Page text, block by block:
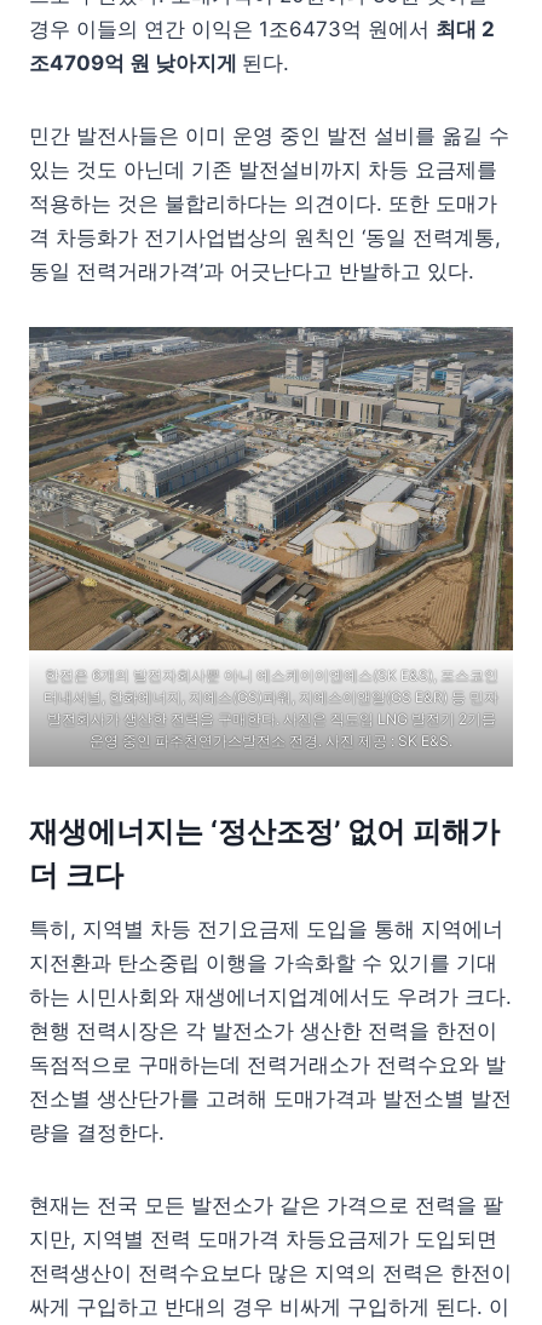
경우 이들의 연간 이익은 1조6473억 원에서 최대 2
조4709억 원 낮아지게 된다.
민간 발전사들은 이미 운영 중인 발전 설비를 옮길 수
있는 것도 아닌데 기존 발전설비까지 차등 요금제를
적용하는 것은 불합리하다는 의견이다. 또한 도매가
격 차등화가 전기사업법상의 원칙인 ‘동일 전력계통,
동일 전력거래가격’과 어긋난다고 반발하고 있다.
한전은 6개의 발전자회사뿐 아니 에스케이이엔에스(SK E&S), 포스코인
터내셔널, 한화에너지, 지에스(GS)파워, 지에스이앤알(GS E&R) 등 민자
발전회사가 생산한 전력을 구매한다. 사진은 직도입 LNG 발전기 2기를
운영 중인 파주천연가스발전소 전경. 사진 제공 : SK E&S.
재생에너지는 ‘정산조정’ 없어 피해가
더 크다
특히, 지역별 차등 전기요금제 도입을 통해 지역에너
지전환과 탄소중립 이행을 가속화할 수 있기를 기대
하는 시민사회와 재생에너지업계에서도 우려가 크다.
현행 전력시장은 각 발전소가 생산한 전력을 한전이
독점적으로 구매하는데 전력거래소가 전력수요와 발
전소별 생산단가를 고려해 도매가격과 발전소별 발전
량을 결정한다.
현재는 전국 모든 발전소가 같은 가격으로 전력을 팔
지만, 지역별 전력 도매가격 차등요금제가 도입되면
전력생산이 전력수요보다 많은 지역의 전력은 한전이
싸게 구입하고 반대의 경우 비싸게 구입하게 된다. 이